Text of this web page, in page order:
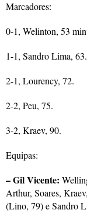
Marcadores:
0-1, Welinton, 53
1-1, Sandro Lima, 63.
2-1, Lourency, 72.
2-2, Peu, 75.
3-2, Kraev, 90.
Equipas:
– Gil Vicente:
Arthur, Soares,
(Lino, 79) e Sandro